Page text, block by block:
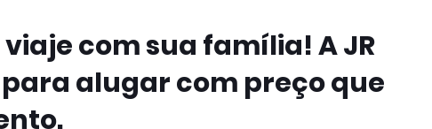
com sua família! A JR
alugar com preço que